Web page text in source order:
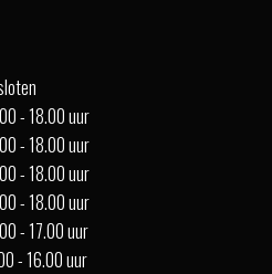
- 18.00 uur
- 18.00 uur
- 18.00 uur
- 18.00 uur
- 17.00 uur
- 16.00 uur